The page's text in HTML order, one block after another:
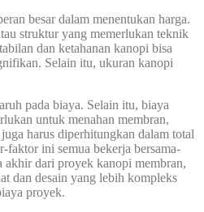
besar dalam menentukan harga.
struktur yang memerlukan teknik
dan ketahanan kanopi bisa
Selain itu, ukuran kanopi
pada biaya. Selain itu, biaya
untuk menahan membran,
harus diperhitungkan dalam total
faktor ini semua bekerja bersama-
akhir dari proyek kanopi membran,
dan desain yang lebih kompleks
proyek.